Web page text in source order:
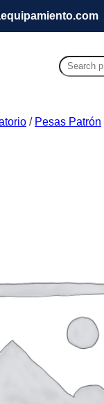
Search
for:
/ Pesas Patrón